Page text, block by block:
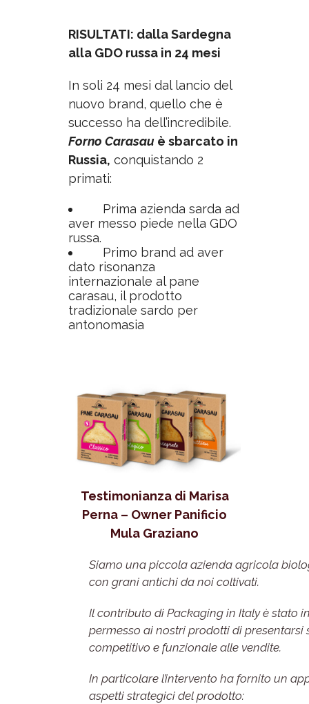
RISULTATI: dalla Sardegna
alla GDO russa in 24 mesi
In soli 24 mesi dal lancio del
nuovo brand, quello che è
successo ha dell’incredibile.
Forno Carasau è sbarcato in
Russia, conquistando 2
primati:
Prima azienda sarda ad
aver messo piede nella GDO
russa.
Primo brand ad aver
dato risonanza
internazionale al pane
carasau, il prodotto
tradizionale sardo per
antonomasia
Testimonianza di Marisa
Perna – Owner Panificio
Mula Graziano
Siamo una piccola azienda agricola
con grani antichi da noi coltivati.
Il contributo di Packaging in Italy è stato
permesso ai nostri prodotti di presentarsi
competitivo e funzionale alle vendite.
In particolare l’intervento ha fornito un
aspetti strategici del prodotto: